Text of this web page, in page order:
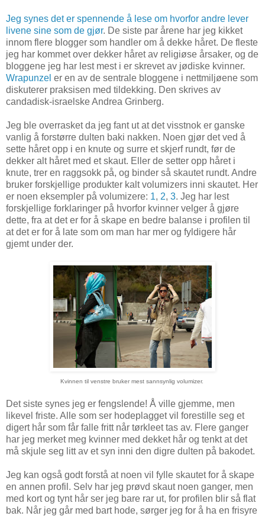
Jeg synes det er spennende å lese om hvorfor andre lever
livene sine som de gjør. De siste par årene har jeg kikket
innom flere blogger som handler om å dekke håret. De fleste
jeg har kommet over dekker håret av religiøse årsaker, og de
bloggene jeg har lest mest i er skrevet av jødiske kvinner.
Wrapunzel er en av de sentrale bloggene i nettmiljøene som
diskuterer praksisen med tildekking. Den skrives av
candadisk-israelske Andrea Grinberg.
Jeg ble overrasket da jeg fant ut at det visstnok er ganske
vanlig å forstørre dulten baki nakken. Noen gjør det ved å
sette håret opp i en knute og surre et skjerf rundt, før de
dekker alt håret med et skaut. Eller de setter opp håret i
knute, trer en raggsokk på, og binder så skautet rundt. Andre
bruker forskjellige produkter kalt volumizers inni skautet. Her
er noen eksempler på volumizere: 1, 2, 3. Jeg har lest
forskjellige forklaringer på hvorfor kvinner velger å gjøre
dette, fra at det er for å skape en bedre balanse i profilen til
at det er for å late som om man har mer og fyldigere hår
gjemt under der.
Kvinnen til venstre bruker mest sannsynlig volumizer.
Det siste synes jeg er fengslende! Å ville gjemme, men
likevel friste. Alle som ser hodeplagget vil forestille seg et
digert hår som får falle fritt når tørkleet tas av. Flere ganger
har jeg merket meg kvinner med dekket hår og tenkt at det
må skjule seg litt av et syn inni den digre dulten på bakodet.
Jeg kan også godt forstå at noen vil fylle skautet for å skape
en annen profil. Selv har jeg prøvd skaut noen ganger, men
med kort og tynt hår ser jeg bare rar ut, for profilen blir så flat
bak. Når jeg går med bart hode, sørger jeg for å ha en frisyre